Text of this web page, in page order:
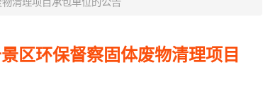
区环保督察固体废物清理项目